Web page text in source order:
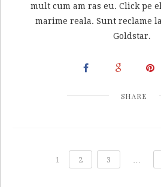
mult cum am ras eu. Click pe
marime reala. Sunt reclame
Goldstar.
SHARE
1 2 3